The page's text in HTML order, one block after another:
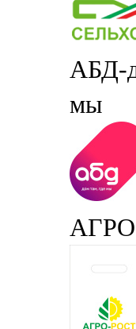
АБД-
мы